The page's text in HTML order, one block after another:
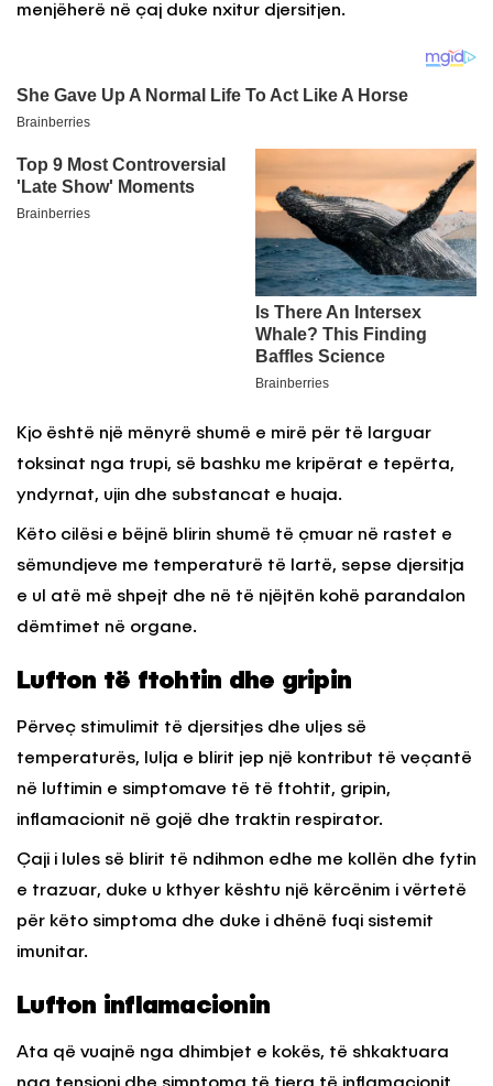
menjëherë në çaj duke nxitur djersitjen.
Kjo është një mënyrë shumë e mirë për të larguar
toksinat nga trupi, së bashku me kripërat e tepërta,
yndyrnat, ujin dhe substancat e huaja.
Këto cilësi e bëjnë blirin shumë të çmuar në rastet e
sëmundjeve me temperaturë të lartë, sepse djersitja
e ul atë më shpejt dhe në të njëjtën kohë parandalon
dëmtimet në organe.
Lufton të ftohtin dhe gripin
Përveç stimulimit të djersitjes dhe uljes së
temperaturës, lulja e blirit jep një kontribut të veçantë
në luftimin e simptomave të të ftohtit, gripin,
inflamacionit në gojë dhe traktin respirator.
Çaji i lules së blirit të ndihmon edhe me kollën dhe fytin
e trazuar, duke u kthyer kështu një kërcënim i vërtetë
për këto simptoma dhe duke i dhënë fuqi sistemit
imunitar.
Lufton inflamacionin
Ata që vuajnë nga dhimbjet e kokës, të shkaktuara